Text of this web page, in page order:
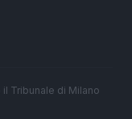
Tribunale di Milano